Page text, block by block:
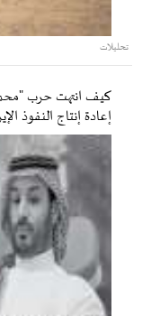
تحليلات
كيف انتهت حرب
إعادة إنتاج النفوذ